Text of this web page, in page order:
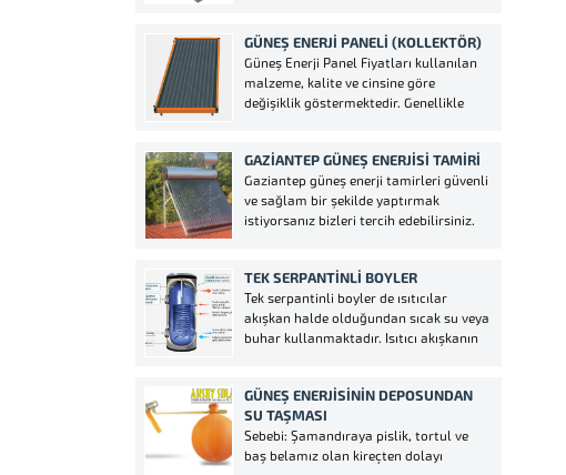
ömürlüdür.*GRP depo modülleri yüksek
tonajlı preslerde sıkıştırılarak sıcak
kalıpta imal edilirler. Üzerindeki
formlardan dolayı sağlamlık kazanan
GÜNEŞ ENERJI PANELI (KOLLEKTÖR)
Güneş Enerji Panel Fiyatları kullanılan
malzeme, kalite ve cinsine göre
değişiklik göstermektedir. Genellikle
şeklindedir. Panel klasik güneş
enerjilerinin suyu ısıtmaya yarayan
bölümüdür. Panel çeşitleri; Alüminyum
panel, Bakır panel, Siyah çelik panel,...
GAZIANTEP GÜNEŞ ENERJISI TAMIRI
Gaziantep güneş enerji tamirleri güvenli
ve sağlam bir şekilde yaptırmak
istiyorsanız bizleri tercih edebilirsiniz.
hizmetlerimizi bizleri takip ederek
görebilirsiniz. Gaziantep güneş enerji
arızaları tespit ederek sizlere bilgi
aktarmaktayız eğer fiyatlarımızı kabul
TEK SERPANTINLI BOYLER
Tek serpantinli boyler de ısıtıcılar
akışkan halde olduğundan sıcak su veya
buhar kullanmaktadır. Isıtıcı akışkanın
alanındaki suya aktarılır. Boylerin
pompası tarafından kontrol edilen
tesisatı, sadece ve sadece ihtiyaç...
GÜNEŞ ENERJISININ DEPOSUNDAN
SU TAŞMASI
Sebebi: Şamandıraya pislik, tortul ve
baş belamız olan kireçten dolayı